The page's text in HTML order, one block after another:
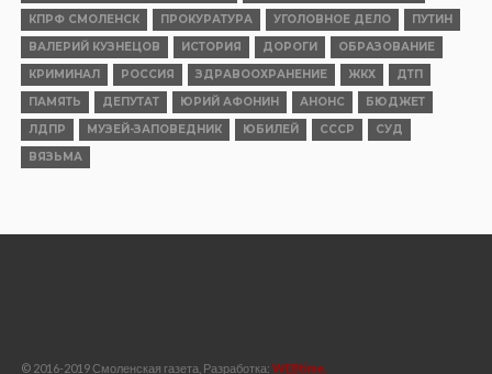
КПРФ СМОЛЕНСК
ПРОКУРАТУРА УГОЛОВНОЕ ДЕЛО
ПУТИН
ВАЛЕРИЙ КУЗНЕЦОВ
ИСТОРИЯ ДОРОГИ
ОБРАЗОВАНИЕ
КРИМИНАЛ
РОССИЯ ЗДРАВООХРАНЕНИЕ ЖКХ
ДТП
ПАМЯТЬ
ДЕПУТАТ ЮРИЙ АФОНИН АНОНС
БЮДЖЕТ
ЛДПР
МУЗЕЙ-ЗАПОВЕДНИК ЮБИЛЕЙ СССР
СУД
ВЯЗЬМА
© 2016-2019 Смоленская газета, Разработка: WEBtime.